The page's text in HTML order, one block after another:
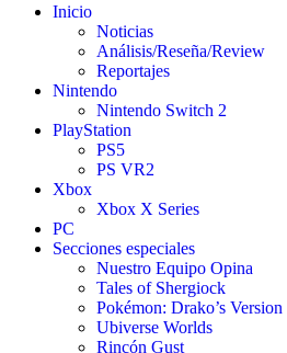
Inicio
Noticias
Análisis/Reseña/Review
Reportajes
Nintendo
Nintendo Switch 2
PlayStation
PS5
PS VR2
Xbox
Xbox X Series
PC
Secciones especiales
Nuestro Equipo Opina
Tales of Shergiock
Pokémon: Drako’s Version
Ubiverse Worlds
Rincón Gust